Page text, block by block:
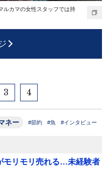
ルカマの女性スタッフでは持
3 4
ネー #節約 #魚 #インタビュー
モリモリ売れる…未経験者